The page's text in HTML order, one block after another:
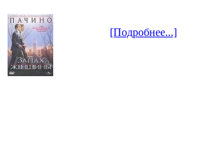
[Подробнее...]